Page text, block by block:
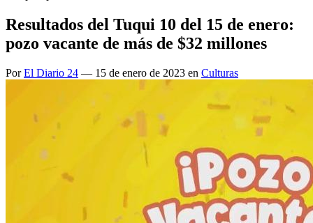
Resultados del Tuqui 10 del 15 de enero:
pozo vacante de más de $32 millones
PorEl Diario 24 — 15 de enero de 2023 en Culturas